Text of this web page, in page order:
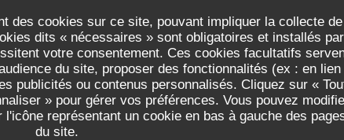
des cookies sur ce site, pouvant impliquer la collecte de
dits « nécessaires » sont obligatoires et installés par
votre consentement. Ces cookies facultatifs
du site, proposer des fonctionnalités (ex : en lien
publicités ou contenus personnalisés. Cliquez sur «
» pour gérer vos préférences. Vous pouvez
représentant un cookie en bas à gauche des
du site.